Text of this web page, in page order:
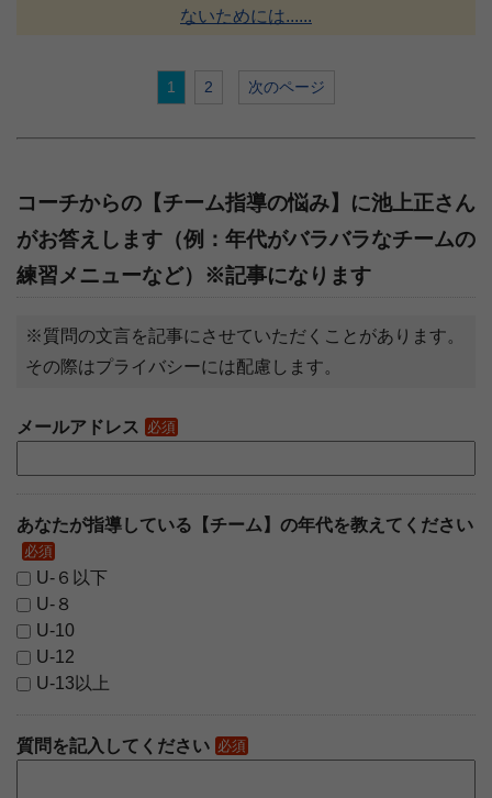
ないためには......
1 2 次のページ
コーチからの【チーム指導の悩み】に池上正さん
がお答えします（例：年代がバラバラなチームの
練習メニューなど）※記事になります
※質問の文言を記事にさせていただくことがあります。
その際はプライバシーには配慮します。
メールアドレス 必須
あなたが指導している【チーム】の年代を教えてください
必須
U-６以下
U-８
U-10
U-12
U-13以上
質問を記入してください 必須